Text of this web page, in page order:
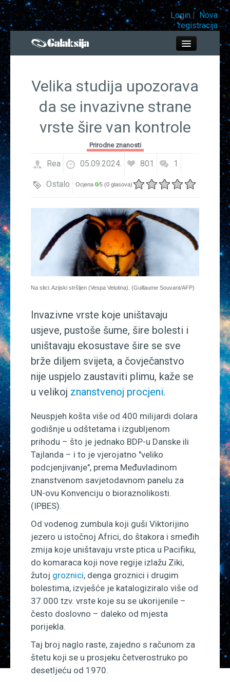
Login| Nova
registracija
Info bar
Prirodne znanosti
Društvene znanosti
Ekologija
Znanstveni odgovori
Medicina
Multimedija
Blog
Velika studija upozorava
da se invazivne strane
vrste šire van kontrole
Prirodne znanosti
Rea 05.09.2024. 801 1
Ostalo Ocjena 0/5 (0 glasova)
Na slici: Azijski stršljen (Vespa Velutina). (Guillaume Souvant/AFP)
Invazivne vrste koje uništavaju
usjeve, pustoše šume, šire bolesti i
uništavaju ekosustave šire se sve
brže diljem svijeta, a čovječanstvo
nije uspjelo zaustaviti plimu, kaže se
u velikoj znanstvenoj procjeni.
Neuspjeh košta više od 400 milijardi dolara
godišnje u odštetama i izgubljenom
prihodu – što je jednako BDP-u Danske ili
Tajlanda – i to je vjerojatno "veliko
podcjenjivanje", prema Međuvladinom
znanstvenom savjetodavnom panelu za
UN-ovu Konvenciju o bioraznolikosti.
(IPBES).
Od vodenog zumbula koji guši Viktorijino
jezero u istočnoj Africi, do štakora i smeđih
zmija koje uništavaju vrste ptica u Pacifiku,
do komaraca koji nove regije izlažu Ziki,
žutoj groznici, denga groznici i drugim
bolestima, izvješće je katalogiziralo više od
37.000 tzv. vrste koje su se ukorijenile –
često doslovno – daleko od mjesta
porijekla.
Taj broj naglo raste, zajedno s računom za
štetu koji se u prosjeku četverostruko po
desetljeću od 1970.